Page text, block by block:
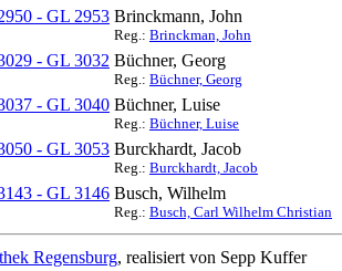
- GL 2953 Brinckmann, John
Reg.: Brinckman, John
- GL 3032 Büchner, Georg
Reg.: Büchner, Georg
- GL 3040 Büchner, Luise
Reg.: Büchner, Luise
- GL 3053 Burckhardt, Jacob
Reg.: Burckhardt, Jacob
- GL 3146 Busch, Wilhelm
Reg.: Busch, Carl Wilhelm Christian
Regensburg, realisiert von Sepp Kuffer